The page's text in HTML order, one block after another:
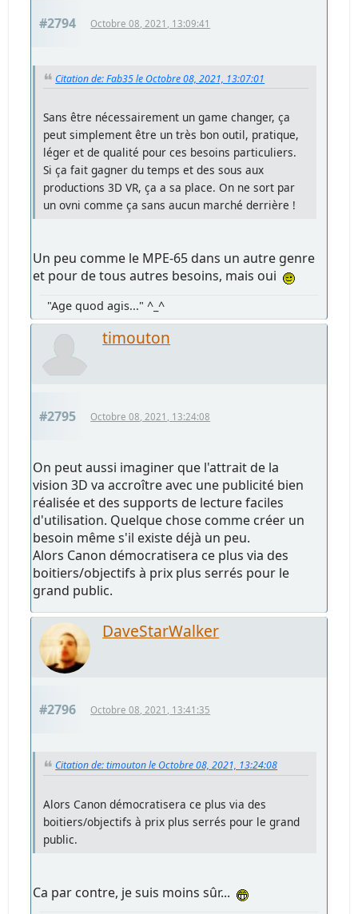
#2794 Octobre 08, 2021, 13:09:41
Citation de: Fab35 le Octobre 08, 2021, 13:07:01
Sans être nécessairement un game changer, ça
peut simplement être un très bon outil, pratique,
léger et de qualité pour ces besoins particuliers.
Si ça fait gagner du temps et des sous aux
productions 3D VR, ça a sa place. On ne sort par
un ovni comme ça sans aucun marché derrière !
Un peu comme le MPE-65 dans un autre genre
et pour de tous autres besoins, mais oui
"Age quod agis..." ^_^
timouton
#2795 Octobre 08, 2021, 13:24:08
On peut aussi imaginer que l'attrait de la
vision 3D va accroître avec une publicité bien
réalisée et des supports de lecture faciles
d'utilisation. Quelque chose comme créer un
besoin même s'il existe déjà un peu.
Alors Canon démocratisera ce plus via des
boitiers/objectifs à prix plus serrés pour le
grand public.
DaveStarWalker
#2796 Octobre 08, 2021, 13:41:35
Citation de: timouton le Octobre 08, 2021, 13:24:08
Alors Canon démocratisera ce plus via des
boitiers/objectifs à prix plus serrés pour le grand
public.
Ca par contre, je suis moins sûr...